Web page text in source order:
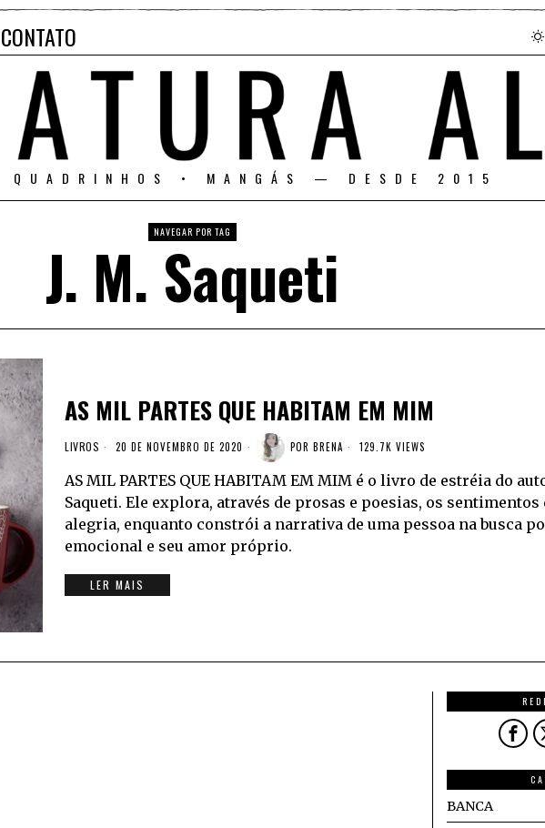
CONTATO
QUADRINHOS • MANGÁS — DESDE 2015
NAVEGAR POR TAG
J. M. Saqueti
AS MIL PARTES QUE HABITAM EM MIM
LIVROS 20 DE NOVEMBRO DE 2020 POR BRENA 129.7K VIEWS
AS MIL PARTES QUE HABITAM EM MIM é o livro de estréia do
Saqueti. Ele explora, através de prosas e poesias, os sentimentos
alegria, enquanto constrói a narrativa de uma pessoa na busca
emocional e seu amor próprio.
LER MAIS
BANCA